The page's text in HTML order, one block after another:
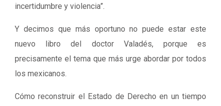
incertidumbre y violencia”.
Y decimos que más oportuno no puede estar este
nuevo libro del doctor Valadés, porque es
precisamente el tema que más urge abordar por todos
los mexicanos.
Cómo reconstruir el Estado de Derecho en un tiempo